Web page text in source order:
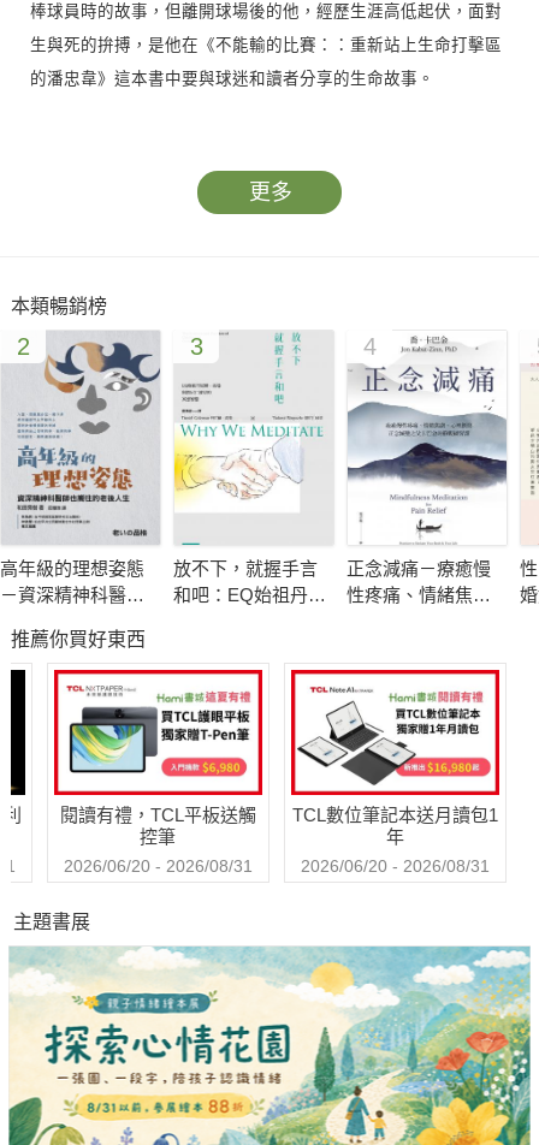
棒球員時的故事，但離開球場後的他，經歷生涯高低起伏，面對
生與死的拚搏，是他在《不能輸的比賽：：重新站上生命打擊區
的潘忠韋》這本書中要與球迷和讀者分享的生命故事。
隊毫無預警釋出後，潘忠韋到美國進修，儘管語言學習有所進
步，但思鄉及沒有找到合適的工作後，他回到台灣，在家人的支
間，拚出四十四間房的亮眼成交量。
在因緣際會與妻子的支持下，潘忠韋擔任球評重回球場，拿出過
去準備比賽的認真與努力，做足功課、向前輩學習，逐漸成為大
家信賴肯定的專業球評。但卻在看似人生順遂時，潘忠韋收到自
己罹患「急性白血病」的消息。接續的化療、移植，移植失敗，
再次移植，排斥與種種嚴重反應都接踵而至。不過就像球場上的
他，跌倒並沒有使他放棄，他從跌倒中找方法，將力量拋得更遠
更高。將艱辛的抗癌治療過程當做闖關打怪，在多次面臨生死關
地迎向新生。
《不能輸的比賽：重新站上生命打擊區的潘忠韋》記錄了作者做
為一位棒球員的艱辛成長過程，尤其在假球傳聞風聲鶴唳的年
代，勇敢面對不公平、不透明的狀況。結束球員身份後，他小心
翼翼走每一步，用百分之百的力氣向前衝，無論是轉換到教練、
事，在看似平順的球評生活中，他突然掉到「急性白血病」大洞
裡，與家人一起在黑暗中照亮彼此，合力對抗難纏的疾病魔王，
互相扶持往上爬，走過痛苦無比的治療煎熬，渡過驚心動魄的急
性排斥期，然後努力地重新回到熱愛的工作的歷程。
讀者可以將潘忠韋的經歷當成人生勵志書來閱讀，但他更希望藉
由分享他走過的路，對正在承受病痛折磨的朋友有那麼一點點幫
助。他想和正在面對疾病或低潮的朋友和他們的家人說，眼前的
更多
本類暢銷榜
2
高年級的理想姿態
－資深精神科醫師
3
放不下，就握手言
和吧：EQ始祖丹尼
4
正念減痛－療癒慢
性疼痛、情緒焦
的靜觀練習課
推薦你買好東西
閱讀有禮，TCL平板送觸
控筆
2026/06/20 - 2026/08/31
TCL數位筆記本送月讀包1
年
2026/06/20 - 2026/08/31
主題書展